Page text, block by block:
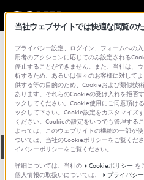
総合サポート・お問
VGP-AC10V4
全て ダウンロード 取
当社ウェブサイトでは快適な閲覧の
プライバシー設定、ログイン、フォームへの
用者のアクションに応じてのみ設定される
停止することができません。また、当社は、
析するため、あるいは個々のお客様に対して
供する等の目的のため、Cookieおよび類似技
あります。それらのCookieの受け入れを拒否
ックしてください。Cookie使用にご同意頂け
ックして下さい。Cookie設定をカスタマイズ
ください。Cookieの設定をいつでも管理する
よっては、このウェブサイトの機能の一部が
ついては、当社のCookieポリシーをご覧くだ
イバシーポリシーをご覧ください。
詳細については、当社の
Cookieポリシー を
個人情報の取扱いについては、
プライバシ